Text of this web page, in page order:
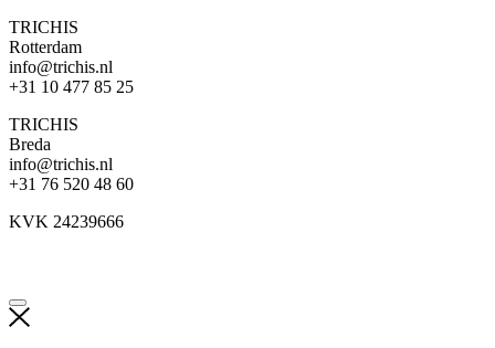
TRICHIS
Rotterdam
info@trichis.nl
+31 10 477 85 25
TRICHIS
Breda
info@trichis.nl
+31 76 520 48 60
KVK 24239666